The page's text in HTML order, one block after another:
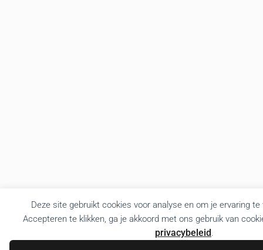
Deze site gebruikt cookies voor analyse en om je ervaring
Accepteren te klikken, ga je akkoord met ons gebruik van
privacybeleid.